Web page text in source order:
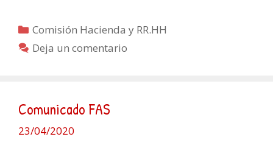
Categorías
Comisión Hacienda y RR.HH
Deja un comentario
Comunicado FAS
23/04/2020